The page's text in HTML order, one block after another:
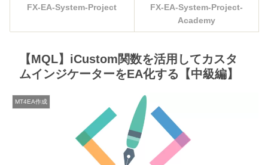
FX-EA-System-Project
FX-EA-System-Project-
Academy
【MQL】iCustom関数を活用してカスタ
ムインジケーターをEA化する【中級編】
MT4EA作成